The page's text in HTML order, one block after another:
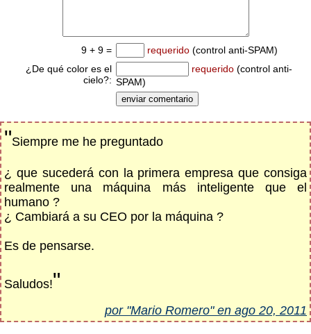
9 + 9 = requerido (control anti-SPAM)
¿De qué color es el
cielo?:
requerido (control anti-
SPAM)
"Siempre me he preguntado
¿ que sucederá con la primera empresa que consiga
realmente una máquina más inteligente que el
humano ?
¿ Cambiará a su CEO por la máquina ?
Es de pensarse.
Saludos!"
por "Mario Romero" en ago 20, 2011